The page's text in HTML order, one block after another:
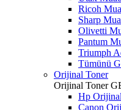
Ricoh
Sharp
Olivetti
Pantum
Triumph
Tümünü
Orijinal Toner
Orijinal Toner
Hp
Canon